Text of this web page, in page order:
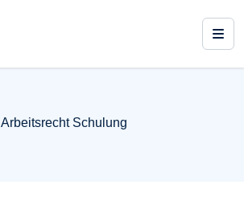
Arbeitsrecht Schulung